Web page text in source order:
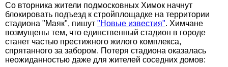
Со вторника жители подмосковных Химок начнут
блокировать подъезд к стройплощадке на территории
стадиона "Маяк", пишут "Новые известия". Химчане
возмущены тем, что единственный стадион в городе
станет частью престижного жилого комплекса,
спрятанного за забором. Потеря стадиона оказалась
неожиданностью даже для жителей соседних домов: